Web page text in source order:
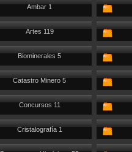
Ambar 1
Artes 119
Biominerales 5
Catastro Minero 5
Concursos 11
Cristalografía 1